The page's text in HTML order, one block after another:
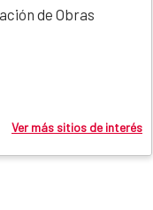
de Obras
Ver más sitios de interés